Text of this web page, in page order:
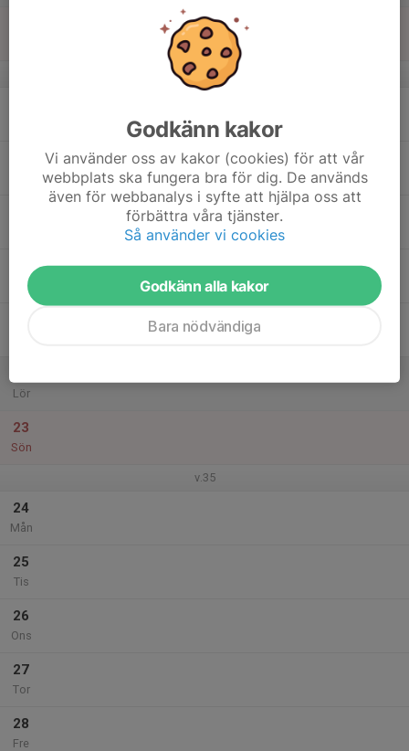
v.34
Tor
Lör
23
Sön
v.35
24
Mån
25
Tis
26
Ons
27
Tor
28
Fre
Godkänn kakor
Vi använder oss av kakor (cookies) för att vår
webbplats ska fungera bra för dig. De används
även för webbanalys i syfte att hjälpa oss att
förbättra våra tjänster.
Så använder vi cookies
Godkänn alla kakor
Bara nödvändiga